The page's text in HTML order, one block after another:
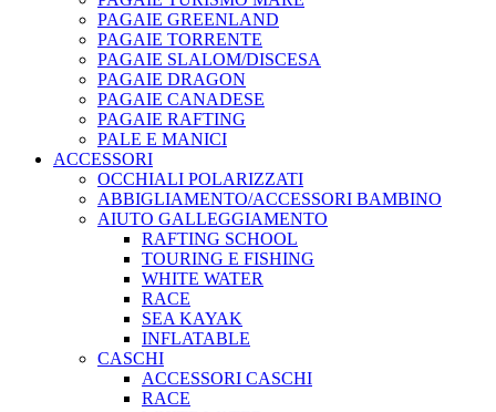
PAGAIE GREENLAND
PAGAIE TORRENTE
PAGAIE SLALOM/DISCESA
PAGAIE DRAGON
PAGAIE CANADESE
PAGAIE RAFTING
PALE E MANICI
ACCESSORI
OCCHIALI POLARIZZATI
ABBIGLIAMENTO/ACCESSORI BAMBINO
AIUTO GALLEGGIAMENTO
RAFTING SCHOOL
TOURING E FISHING
WHITE WATER
RACE
SEA KAYAK
INFLATABLE
CASCHI
ACCESSORI CASCHI
RACE